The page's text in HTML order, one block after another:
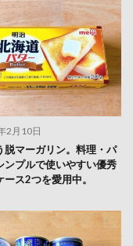
2月10日
脱マーガリン。料理・パ
ンプルで使いやすい優秀
ース2つを愛用中。